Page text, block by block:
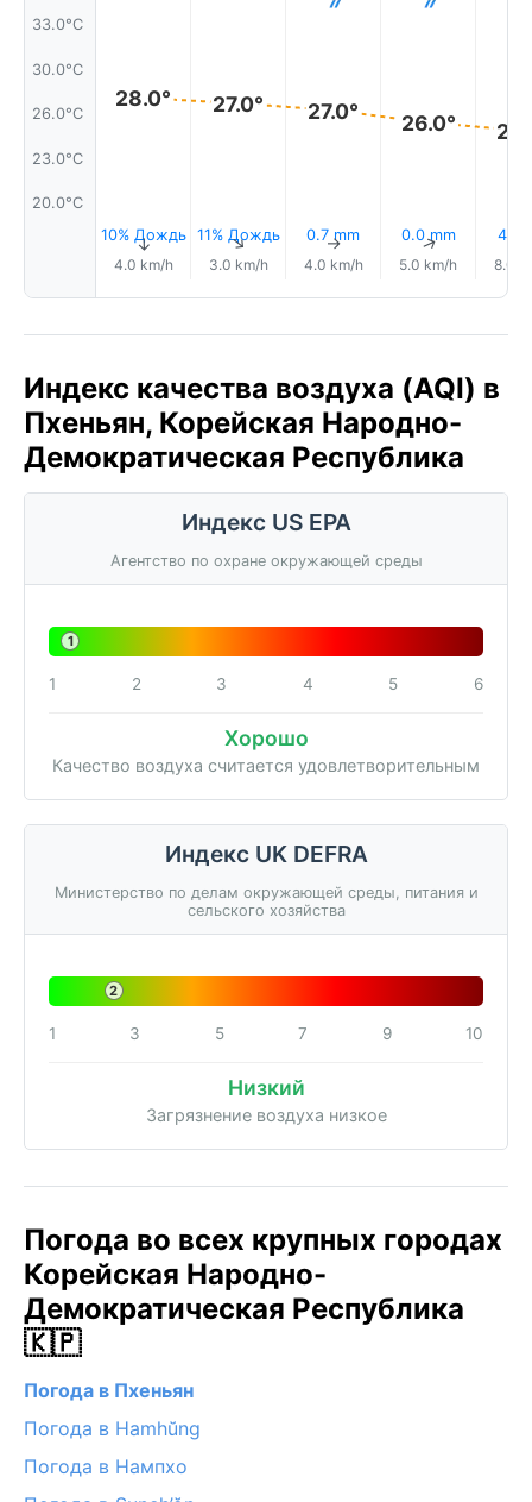
33.0°C
30.0°C
26.0°C
23.0°C
20.0°C
28.0°
10% Дождь
↑
4.0 km/h
27.0°
11% Дождь
↑
3.0 km/h
27.0°
0.7 mm
↑
4.0 km/h
26.0°
0.0 mm
↑
5.0 km/h
4.1
8.0
Индекс качества воздуха (AQI) в
Пхеньян, Корейская Народно-
Демократическая Республика
Индекс US EPA
Агентство по охране окружающей среды
1
1 2 3 4 5 6
Хорошо
Качество воздуха считается удовлетворительным
Индекс UK DEFRA
Министерство по делам окружающей среды, питания и
сельского хозяйства
2
1 3 5 7 9 10
Низкий
Загрязнение воздуха низкое
Погода во всех крупных городах
Корейская Народно-
Демократическая Республика
🇰🇵
Погода в Пхеньян
Погода в Hamhŭng
Погода в Нампхо